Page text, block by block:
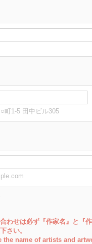
町1-5 田中ビル305
わせは必ず『作家名』と『
さい。
the name of artists and